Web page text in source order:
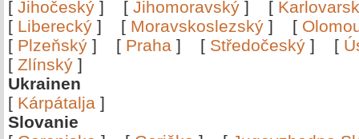
[ Jihočeský ] [ Jihomoravský ] [
[ Liberecký ] [ Moravskoslezský ] [
[ Plzeňský ] [ Praha ] [ Středočeský ] [
[ Zlínský ]
Ukrainen
[ Kárpátalja ]
Slovanie